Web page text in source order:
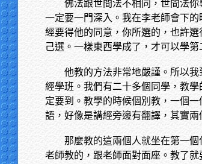
佛法跟世間法不相同，世間法
一定要一門深入。我在李老師會下
經要得他的同意，你所選的，也許
己選。一樣東西學成了，才可以學
他教的方法非常地嚴謹。所以
經學班。我們有二十多個同學，教
定要到。教學的時候個別教，一個
語，好像是講經旁邊有翻譯，其實兩
那麼教的這兩個人就坐在第一
老師教的，跟老師面對面座。教了